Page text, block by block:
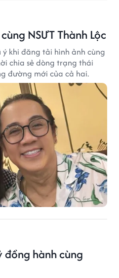
NSƯT Thành Lộc
ý khi đăng tải hình ảnh cùng
chia sẻ dòng trạng thái
đường mới của cả hai.
hành cùng